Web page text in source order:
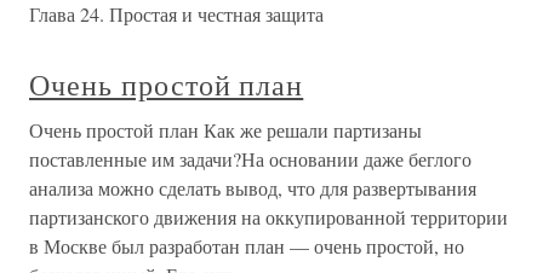
Глава 24. Простая и честная защита
Очень простой план
Очень простой план Как же решали партизаны
поставленные им задачи?На основании даже беглого
анализа можно сделать вывод, что для развертывания
партизанского движения на оккупированной территории
в Москве был разработан план — очень простой, но